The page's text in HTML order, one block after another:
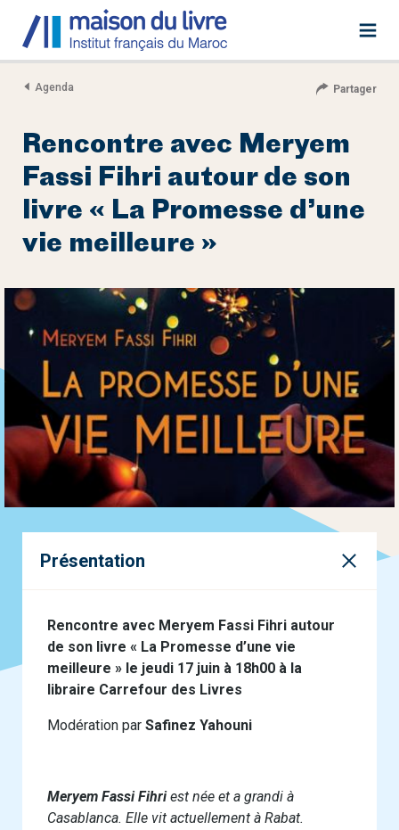
Agenda Partager
Rencontre avec Meryem
Fassi Fihri autour de son
livre « La Promesse d’une
vie meilleure »
Présentation
Rencontre avec Meryem Fassi Fihri autour
de son livre « La Promesse d’une vie
meilleure » le jeudi 17 juin à 18h00 à la
libraire Carrefour des Livres
Modération par Safinez Yahouni
Meryem Fassi Fihriest née et a grandi à
Casablanca. Elle vit actuellement à Rabat.